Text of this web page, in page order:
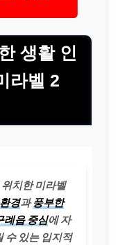
생활 인
라벨 2
치한 미라벨
경과풍부한
례읍 중심에 자
수 있는 입지적